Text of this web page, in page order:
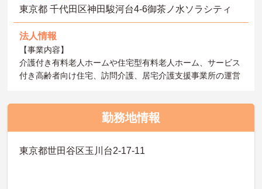
東京都 千代田区神田駿河台4-6御茶ノ水ソラシティ
法人情報
【事業内容】
介護付き有料老人ホームや住宅型有料老人ホーム、サービス
付き高齢者向け住宅、訪問介護、居宅介護支援事業所の運営
勤務地情報
東京都世田谷区玉川台2-17-11